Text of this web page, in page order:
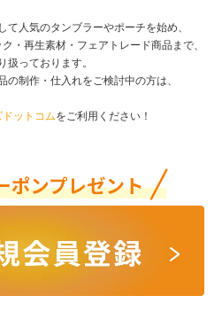
て人気のタンブラーやポーチを始め、
・再生素材・フェアトレード商品まで、
扱っております。
の制作・仕入れをご検討中の方は、
ットコムをご利用ください！